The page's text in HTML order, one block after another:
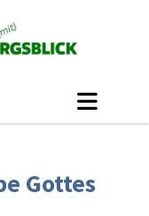
Gottes